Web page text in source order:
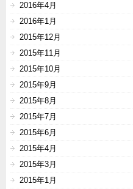
2016年4月
2016年1月
2015年12月
2015年11月
2015年10月
2015年9月
2015年8月
2015年7月
2015年6月
2015年4月
2015年3月
2015年1月